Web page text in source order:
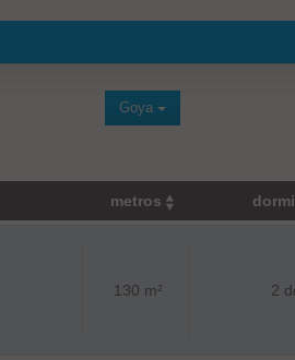
Goya
metros
130 m² 2